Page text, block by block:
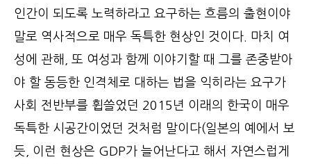
인간이 되도록 노력하라고 요구하는 흐름의 출현이야
말로 역사적으로 매우 독특한 현상인 것이다. 마치 여
성에 관해, 또 여성과 함께 이야기할 때 그를 존중받아
야 할 동등한 인격체로 대하는 법을 익히라는 요구가
사회 전반부를 휩쓸었던 2015년 이래의 한국이 매우
독특한 시공간이었던 것처럼 말이다(일본의 예에서 보
듯, 이런 현상은 GDP가 늘어난다고 해서 자연스럽게